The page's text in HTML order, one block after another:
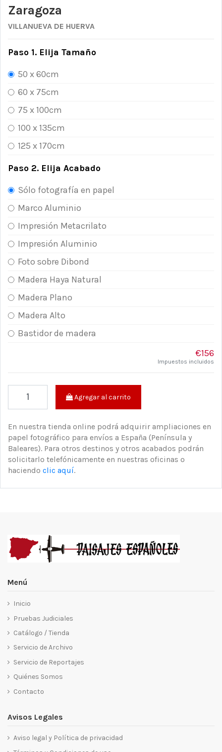
Zaragoza
VILLANUEVA DE HUERVA
Paso 1. Elija Tamaño
50 x 60cm
60 x 75cm
75 x 100cm
100 x 135cm
125 x 170cm
Paso 2. Elija Acabado
Sólo fotografía en papel
Marco Aluminio
Impresión Metacrilato
Impresión Aluminio
Foto sobre Dibond
Madera Haya Natural
Madera Plano
Madera Alto
Bastidor de madera
€156
Impuestos incluidos
Agregar al carrito
En nuestra tienda online podrá adquirir ampliaciones en
papel fotográfico para envíos a España (Península y
Baleares). Para otros destinos y otros acabados podrán
solicitarlo telefónicamente en nuestras oficinas o
haciendo clic aquí.
Menú
Inicio
Pruebas Judiciales
Catálogo / Tienda
Servicio de Archivo
Servicio de Reportajes
Quiénes Somos
Contacto
Avisos Legales
Aviso legal y Política de privacidad